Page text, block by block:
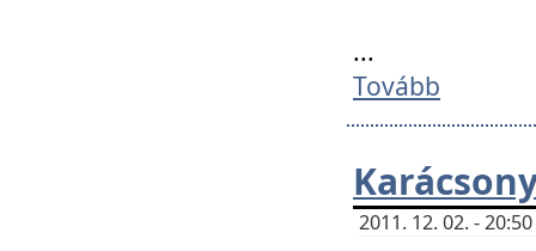
...
Tovább
2011. 12. 02. -